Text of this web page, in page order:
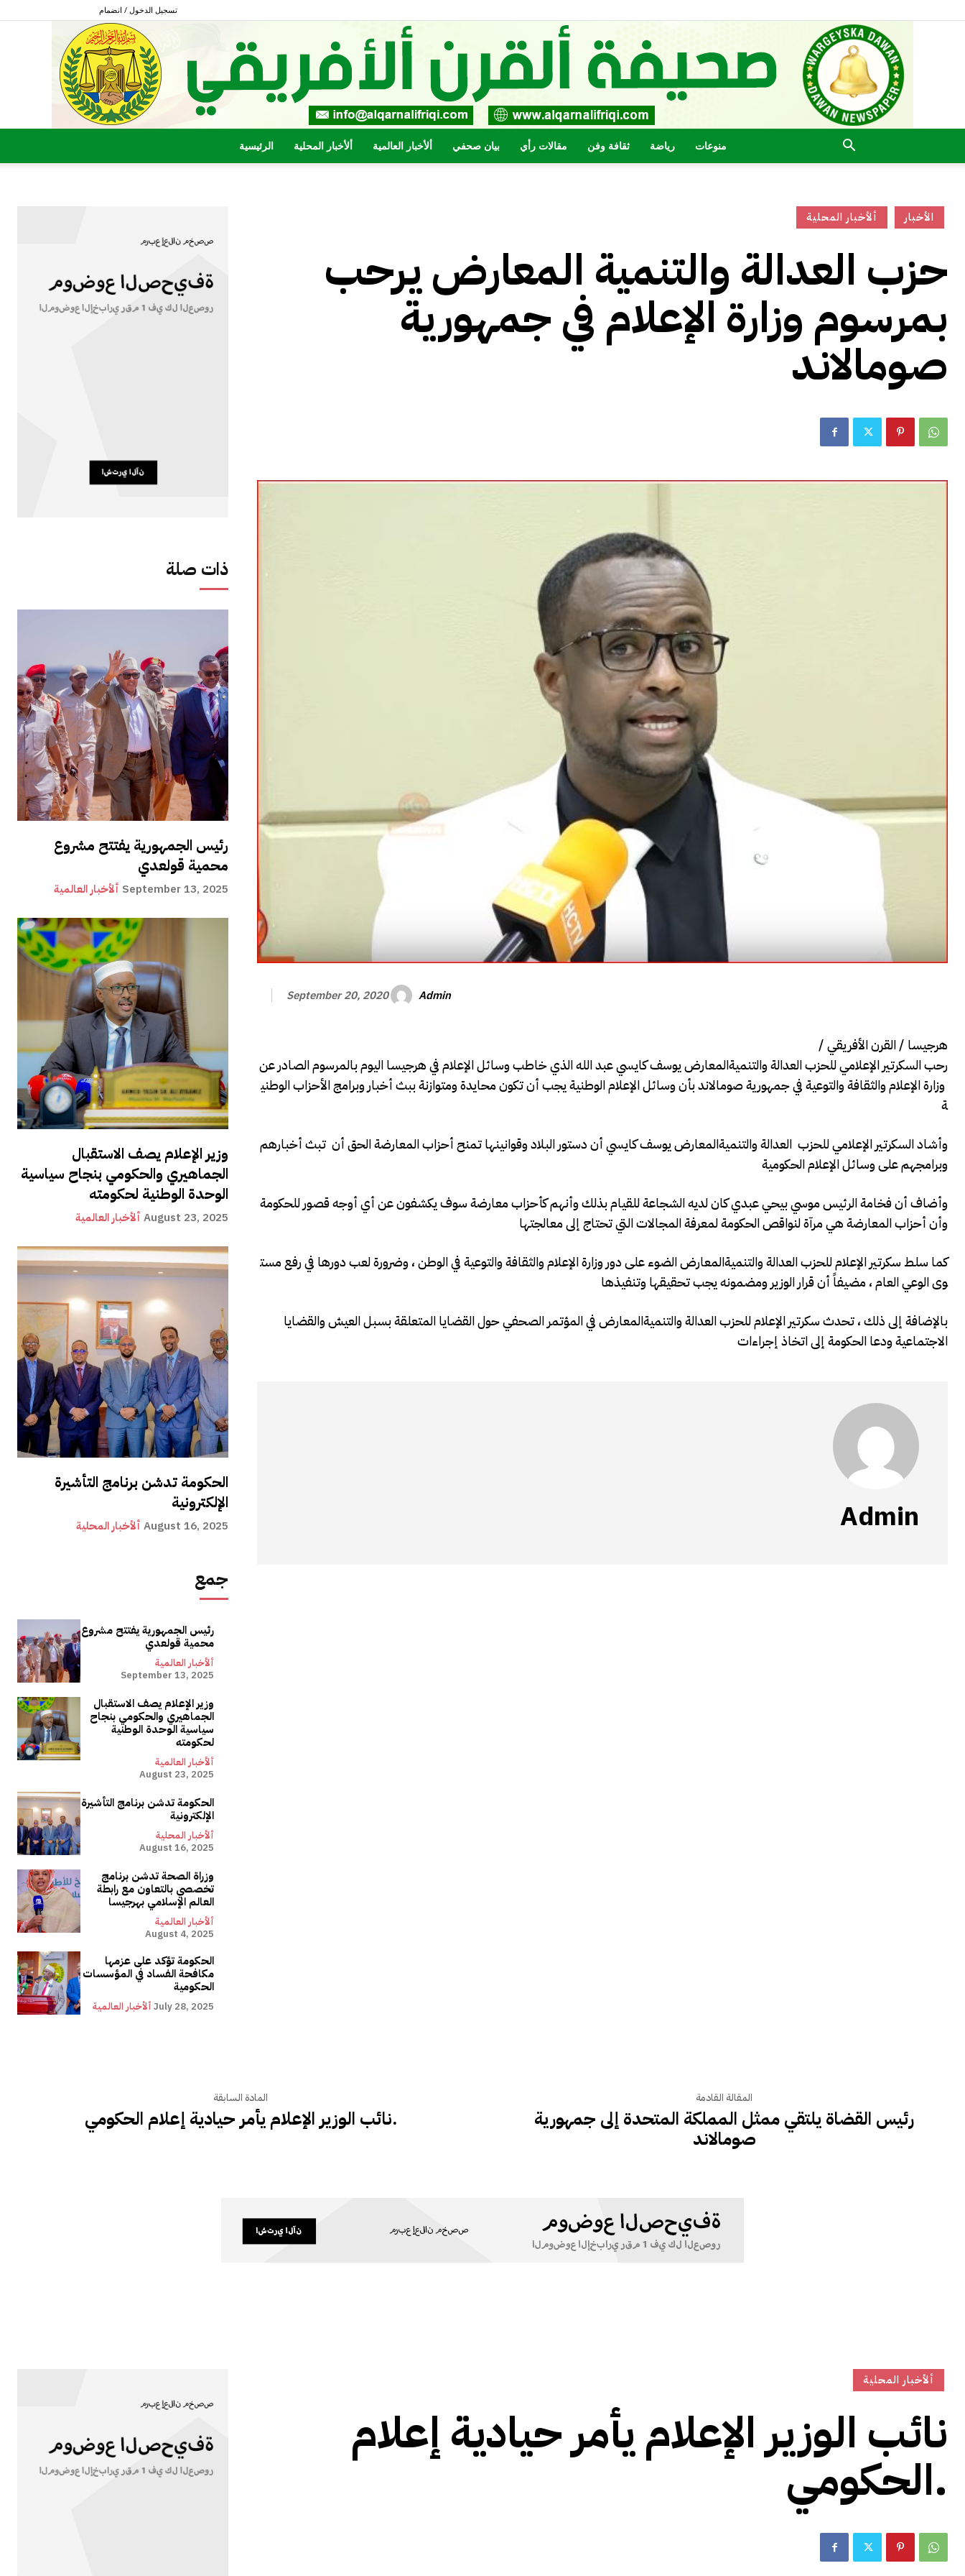
تسجيل الدخول / انضمام
القرن
الرئيسية ألأخبار المحلية ألأخبار العالمية بيان صحفي مقالات رأي ثقافة وفن رياضة منوعات
ذات صلة
رئيس الجمهورية يفتتح مشروع
محمية قولعدي
ألأخبار العالمية September 13, 2025
وزير الإعلام يصف الاستقبال
الجماهيري والحكومي بنجاح سياسية
الوحدة الوطنية لحكومته
ألأخبار العالمية August 23, 2025
الحكومة تدشن برنامج التأشيرة
الإلكترونية
ألأخبار المحلية August 16, 2025
جمع
رئيس الجمهورية يفتتح مشروع
محمية قولعدي
ألأخبار العالمية
September 13, 2025
وزير الإعلام يصف الاستقبال
الجماهيري والحكومي بنجاح
سياسية الوحدة الوطنية
لحكومته
ألأخبار العالمية
August 23, 2025
الحكومة تدشن برنامج التأشيرة
الإلكترونية
ألأخبار المحلية
August 16, 2025
وزراة الصحة تدشن برنامج
تخصصي بالتعاون مع رابطة
العالم الإسلامي بهرجيسا
ألأخبار العالمية
August 4, 2025
الحكومة تؤكد على عزمها
مكافحة الفساد في المؤسسات
الحكومية
ألأخبار العالمية July 28, 2025
ألأخبار المحلية الأخبار
حزب العدالة والتنمية المعارض يرحب
بمرسوم وزارة الإعلام في جمهورية
صومالاند
September 20, 2020 Admin
هرجيسا / القرن الأفريقي /
رحب السكرتير الإعلامي للحزب العدالة والتنميةالمعارض يوسف كايسي عبد الله الذي خاطب وسائل الإعلام في هرجيسا اليوم بالمرسوم الصادر عن
وزارة الإعلام والثقافة والتوعية في جمهورية صومالاند بأن وسائل الإعلام الوطنية يجب أن تكون محايدة ومتوازنة ببث أخبار وبرامج الأحزاب الوطني
ة
وبرامجهم على وسائل الإعلام الحكومية
وأضاف أن فخامة الرئيس موسي بيحي عبدي كان لديه الشجاعة للقيام بذلك وأنهم كأحزاب معارضة سوف يكشفون عن أي أوجه قصور للحكومة
وأن أحزاب المعارضة هي مرآة لنواقص الحكومة لمعرفة المجالات التي تحتاج إلى معالجتها
كما سلط سكرتير الإعلام للحزب العدالة والتنميةالمعارض الضوء على دور وزارة الإعلام والثقافة والتوعية في الوطن ، وضرورة لعب دورها في رفع مست
وى الوعي العام ، مضيفاً أن قرار الوزير ومضمونه يجب تحقيقها وتنفيذها
بالإضافة إلى ذلك ، تحدث سكرتير الإعلام للحزب العدالة والتنميةالمعارض في المؤتمر الصحفي حول القضايا المتعلقة بسبل العيش والقضايا
الاجتماعية ودعا الحكومة إلى اتخاذ إجراءات
Admin
المادة السابقة
نائب الوزير الإعلام يأمر حيادية إعلام الحكومي.
المقالة القادمة
رئيس القضاة يلتقي ممثل المملكة المتحدة إلى جمهورية
صومالاند